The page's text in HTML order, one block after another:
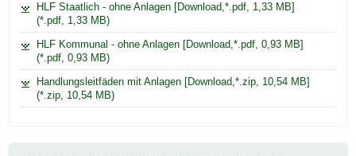
HLF Staatlich - ohne Anlagen [Download,*.pdf, 1,33 MB]
(*.pdf, 1,33 MB)
HLF Kommunal - ohne Anlagen [Download,*.pdf, 0,93 MB]
(*.pdf, 0,93 MB)
Handlungsleitfäden mit Anlagen [Download,*.zip, 10,54 MB]
(*.zip, 10,54 MB)